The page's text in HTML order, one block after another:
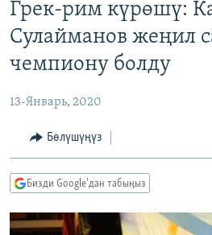
салыңызКЫРГЫЗСТАН
МАДАНИЯТ
ДҮЙНӨ
УКРАИНА
ТВ ПРОГРАММАЛАР
БҮГҮН АЗАТТЫКТА
ДАНИСТЕ
ПОДКАСТ
Русский
Грек-рим күрөшү:
Сулайманов жеңил
чемпиону болду
13-Январь, 2020
Бөлүшүңүз
Бизди Google'дан табыңыз